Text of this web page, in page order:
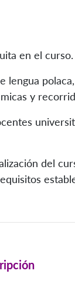
en el curso.
lengua
y
del